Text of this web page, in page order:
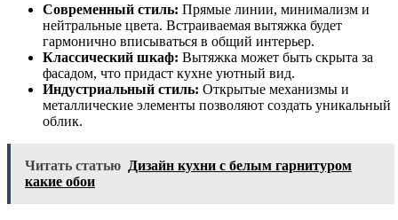
Современный стиль: Прямые линии, минимализм и
нейтральные цвета. Встраиваемая вытяжка будет
гармонично вписываться в общий интерьер.
Классический шкаф: Вытяжка может быть скрыта за
фасадом, что придаст кухне уютный вид.
Индустриальный стиль: Открытые механизмы и
металлические элементы позволяют создать уникальный
облик.
Читать статью Дизайн кухни с белым гарнитуром
какие обои